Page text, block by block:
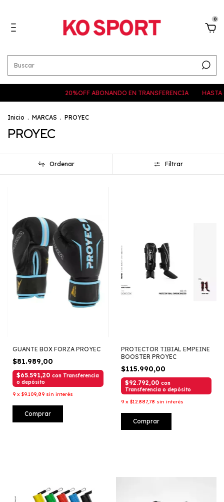
0
20%OFF ABONANDO EN TRANSFERENCIA HASTA 6
Inicio . MARCAS . PROYEC
PROYEC
Ordenar Filtrar
GUANTE BOX FORZA PROYEC
$81.989,00
$65.591,20 con Transferencia
o depósito
9 x $9.109,89 sin interés
Comprar
PROTECTOR TIBIAL EMPEINE
BOOSTER PROYEC
$115.990,00
$92.792,00 con
Transferencia o depósito
9 x $12.887,78 sin interés
Comprar